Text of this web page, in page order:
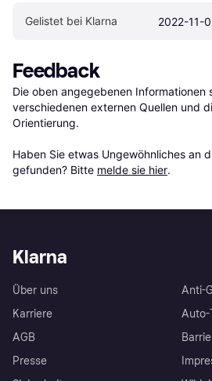
Gelistet bei Klarna 2022-11-
Feedback
Die oben angegebenen Informationen
verschiedenen externen Quellen und
Orientierung.
Haben Sie etwas Ungewöhnliches an
gefunden? Bitte melde sie hier.
Klarna
Über uns
Karriere
AGB
Presse
Anti-
Auto-